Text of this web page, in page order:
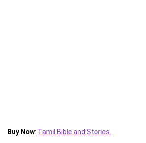
Buy Now: Tamil Bible and Stories